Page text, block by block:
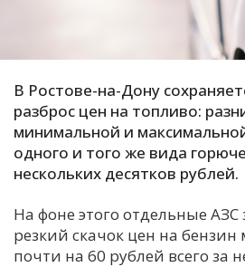
И
К
М
В Ростове-на-Дону
разброс цен на топливо:
минимальной и
одного и того же вида
нескольких десятков рублей.
На фоне этого отдельные
резкий скачок цен на
почти на 60 рублей всего за